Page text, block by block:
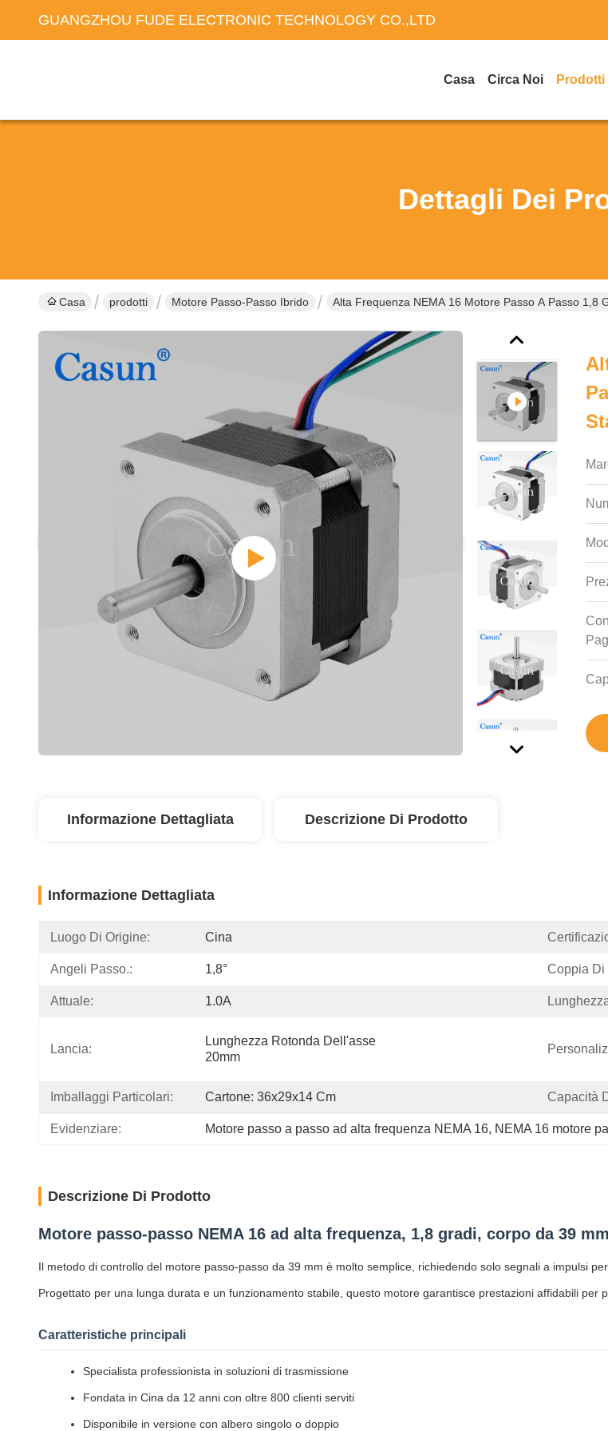
GUANGZHOU FUDE ELECTRONIC TECHNOLOGY CO.,LTD
Casa Circa Noi Prodotti
Dettagli Dei
Casa prodotti Motore Passo-Passo Ibrido Alta Frequenza NEMA 16 Motore Passo A Passo 1,8
Informazione Dettagliata Descrizione Di Prodotto
Informazione Dettagliata
Luogo Di Origine: Cina
Angeli Passo.: 1,8° Coppia Di
Attuale: 1.0A
Lancia:
Lunghezza Rotonda Dell'asse
20mm
Imballaggi Particolari: Cartone: 36x29x14 Cm Capacità
Evidenziare: Motore passo a passo ad alta frequenza NEMA 16, NEMA 16 motore
Descrizione Di Prodotto
Motore passo-passo NEMA 16 ad alta frequenza, 1,8 gradi, corpo da 39
Il metodo di controllo del motore passo-passo da 39 mm è molto semplice, richiedendo solo segnali a impulsi
Progettato per una lunga durata e un funzionamento stabile, questo motore garantisce prestazioni affidabili per
Caratteristiche principali
Specialista professionista in soluzioni di trasmissione
Fondata in Cina da 12 anni con oltre 800 clienti serviti
Disponibile in versione con albero singolo o doppio